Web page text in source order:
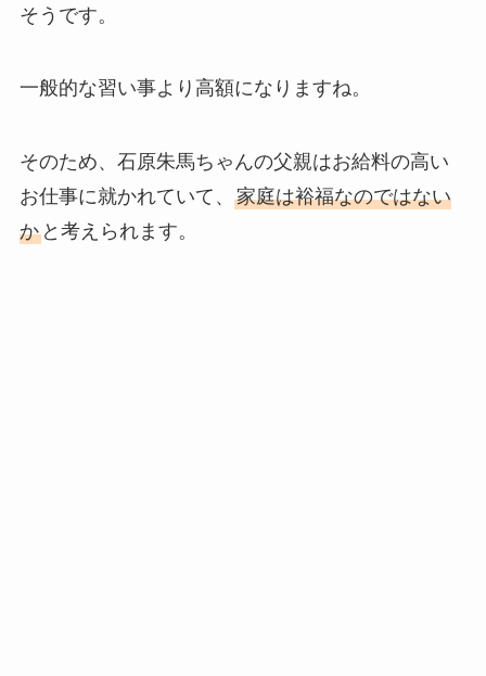
そうです。
一般的な習い事より高額になりますね。
そのため、石原朱馬ちゃんの父親はお給料の高い
お仕事に就かれていて、 家庭は裕福なのではない
かと考えられます。